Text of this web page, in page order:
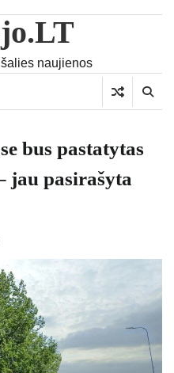
naujienos
bus pastatytas
jau pasirašyta